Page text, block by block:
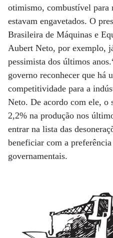
otimismo, combustível para
estavam engavetados. O
Brasileira de Máquinas e
Aubert Neto, por exemplo,
pessimista dos últimos
governo reconhecer que há
competitividade para a
Neto. De acordo com ele, o
2,2% na produção nos
entrar na lista das
beneficiar com a
governamentais.